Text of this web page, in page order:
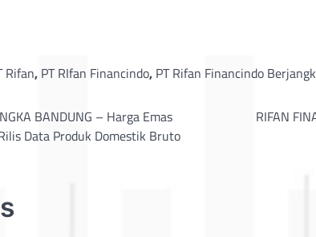
Rifan, PT RIfan Financindo, PT Rifan Financindo
BANDUNG – Harga Emas
Data Produk Domestik Bruto
RIFAN